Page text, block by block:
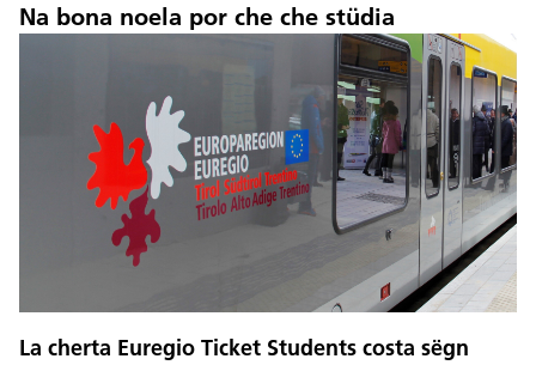
Na bona noela por che che stüdia
La cherta Euregio Ticket Students costa sëgn